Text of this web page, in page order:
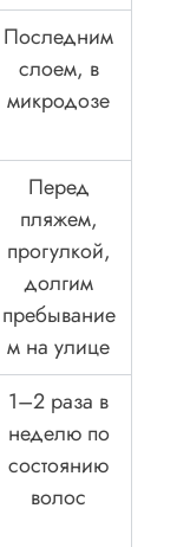
Последним
слоем, в
микродозе
Перед
пляжем,
прогулкой,
долгим
пребывание
м на улице
1–2 раза в
неделю по
состоянию
волос